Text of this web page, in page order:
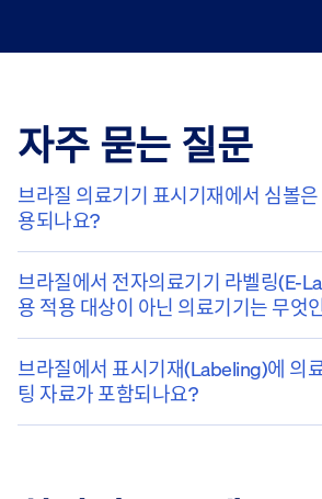
자주 묻는 질문
브라질 의료기기 표시기재에서 심볼
용되나요?
브라질에서 전자의료기기 라벨링(e-
용 적용 대상이 아닌 의료기기는 무엇
브라질에서 표시기재(labeling)에 의
팅 자료가 포함되나요?